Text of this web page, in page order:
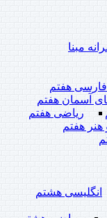
مبنا
فارسی هفتم
آسمان هفتم
ریاضی هفتم
هفتم
انگلیسی هشتم